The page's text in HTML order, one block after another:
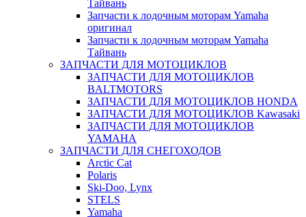
Тайвань
Запчасти к лодочным моторам Yamaha
оригинал
Запчасти к лодочным моторам Yamaha
Тайвань
ЗАПЧАСТИ ДЛЯ МОТОЦИКЛОВ
ЗАПЧАСТИ ДЛЯ МОТОЦИКЛОВ
BALTMOTORS
ЗАПЧАСТИ ДЛЯ МОТОЦИКЛОВ HONDA
ЗАПЧАСТИ ДЛЯ МОТОЦИКЛОВ Kawasaki
ЗАПЧАСТИ ДЛЯ МОТОЦИКЛОВ
YAMAHA
ЗАПЧАСТИ ДЛЯ СНЕГОХОДОВ
Arctic Cat
Polaris
Ski-Doo, Lynx
STELS
Yamaha